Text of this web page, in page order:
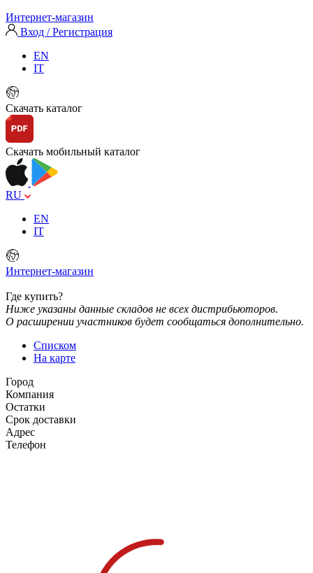
Интернет-магазин
Вход / Регистрация
EN
IT
Скачать каталог
Скачать мобильный каталог
RU
EN
IT
Интернет-магазин
Где купить?
Ниже указаны данные складов не всех дистрибьюторов.
О расширении участников будет сообщаться дополнительно.
Списком
На карте
Город
Компания
Остатки
Срок доставки
Адрес
Телефон